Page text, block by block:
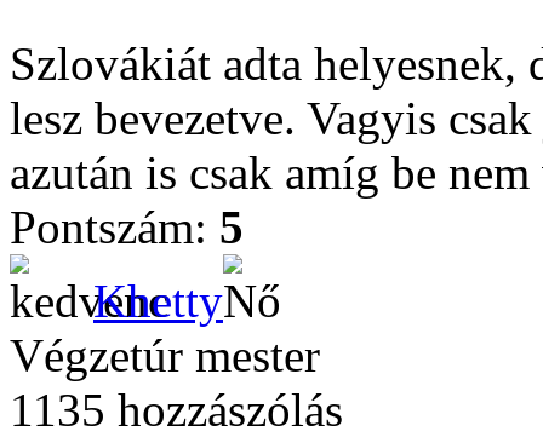
Szlovákiát adta helyesnek,
lesz bevezetve. Vagyis
azután is csak amíg be
Pontszám: 5
Khetty
Végzetúr mester
1135 hozzászólás